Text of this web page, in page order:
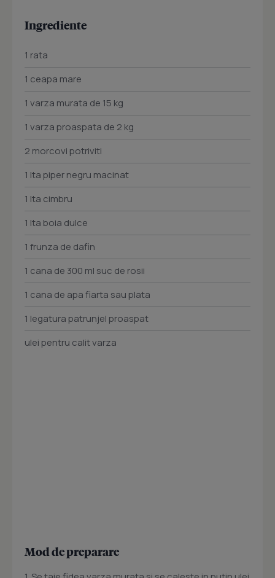
Ingrediente
1 rata
1 ceapa mare
1 varza murata de 15 kg
1 varza proaspata de 2 kg
2 morcovi potriviti
1 lta piper negru macinat
1 lta cimbru
1 lta boia dulce
1 frunza de dafin
1 cana de 300 ml suc de rosii
1 cana de apa fiarta sau plata
1 legatura patrunjel proaspat
ulei pentru calit varza
Mod de preparare